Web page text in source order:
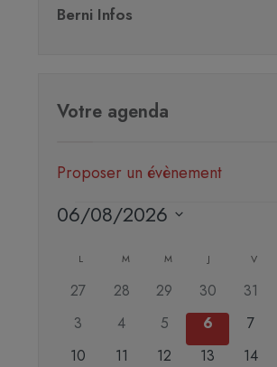
Berni Infos
Votre agenda
Proposer un évènement
06/08/2026
une
date.
Calendrier
Évènements
L M M J V
0
27
0
28
0
évènements
29
0
évènements
30
0
31
0
3
0
évènements
4
0
évènements
5
0
évènements
6
0
7
0
10
0
11
0
12
0
13
0
14